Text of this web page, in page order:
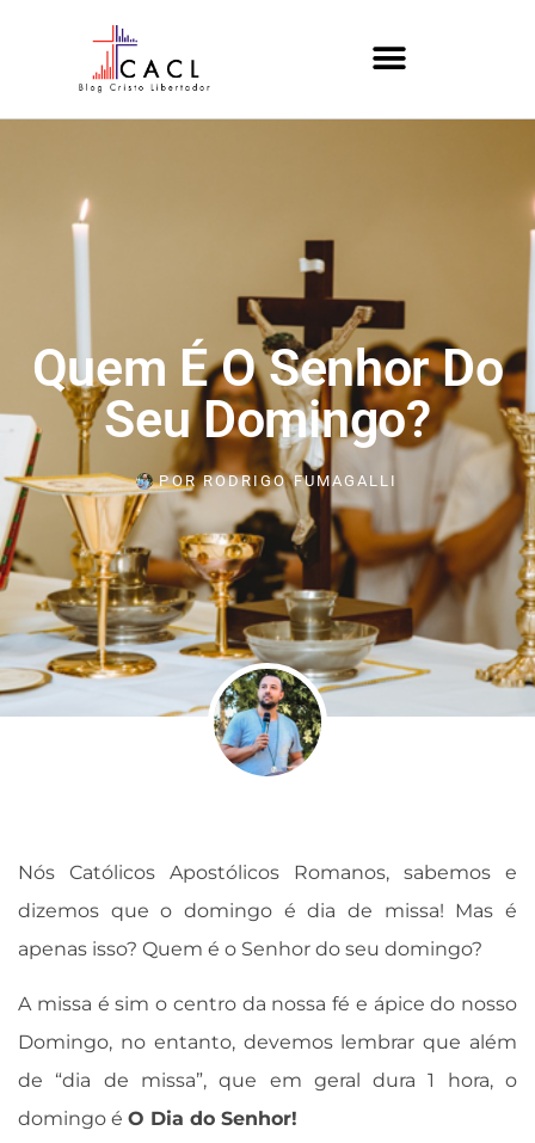
Quem É O Senhor Do
Seu Domingo?
PORRODRIGO FUMAGALLI
Nós Católicos Apostólicos Romanos, sabemos e
dizemos que o domingo é dia de missa! Mas é
apenas isso? Quem é o Senhor do seu domingo?
A missa é sim o centro da nossa fé e ápice do nosso
Domingo, no entanto, devemos lembrar que além
de “dia de missa”, que em geral dura 1 hora, o
domingo é O Dia do Senhor!